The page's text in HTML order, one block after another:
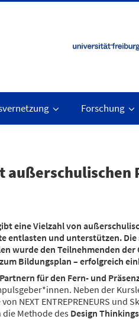
Forschung
eine Vielzahl von
entlasten und unterstützen.
wurde den Teilnehmenden
Bildungsplan – erfolgreich
für den Fern- und
Neben der
ENTREPRENEURS und
Methode des Design Thinkings